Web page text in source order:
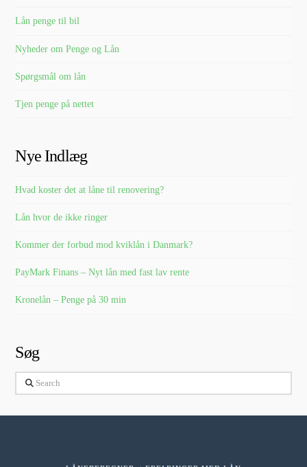
Lån penge til bil
Nyheder om Penge og Lån
Spørgsmål om lån
Tjen penge på nettet
Nye Indlæg
Hvad koster det at låne til renovering?
Lån hvor de ikke ringer
Kommer der forbud mod kviklån i Danmark?
PayMark Finans – Nyt lån med fast lav rente
Kronelån – Penge på 30 min
Søg
Search